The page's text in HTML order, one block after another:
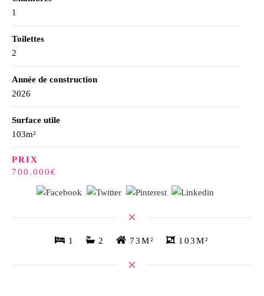
1
Toilettes
2
Année de construction
2026
Surface utile
103m²
PRIX
700.000€
1 2 73M² 103M²